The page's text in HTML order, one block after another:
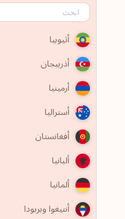
أثيوبيا
أذربيجان
أرمينيا
أستراليا
أفغانستان
ألبانيا
ألمانيا
أنتيغوا وبربودا